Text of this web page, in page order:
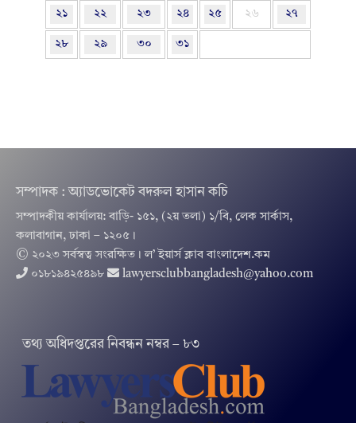
২১ ২২ ২৩ ২৪ ২৫ ২৬ ২৭
২৮ ২৯ ৩০ ৩১
সম্পাদক : অ্যাডভোকেট বদরুল হাসান কচি
সম্পাদকীয় কার্যালয়: বাড়ি- ১৫১, (২য় তলা) ১/বি, লেক সার্কাস,
কলাবাগান, ঢাকা – ১২০৫।
© ২০২৩ সর্বস্বত্ব সংরক্ষিত । ল’ ইয়ার্স ক্লাব বাংলাদেশ.কম
০১৮১৯৪২৫৪৯৮
lawyersclubbangladesh@yahoo.com
তথ‌্য অ‌ধিদপ্ত‌রের নিবন্ধন নম্বর – ৮৩